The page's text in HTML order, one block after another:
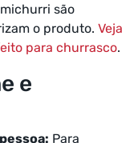
são
o produto. Veja
para churrasco.
e
Para